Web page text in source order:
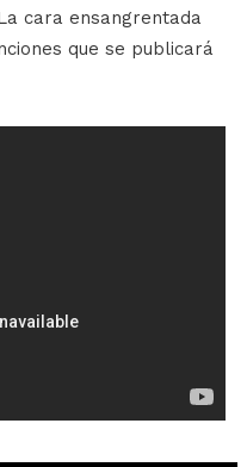
cara ensangrentada
que se publicará